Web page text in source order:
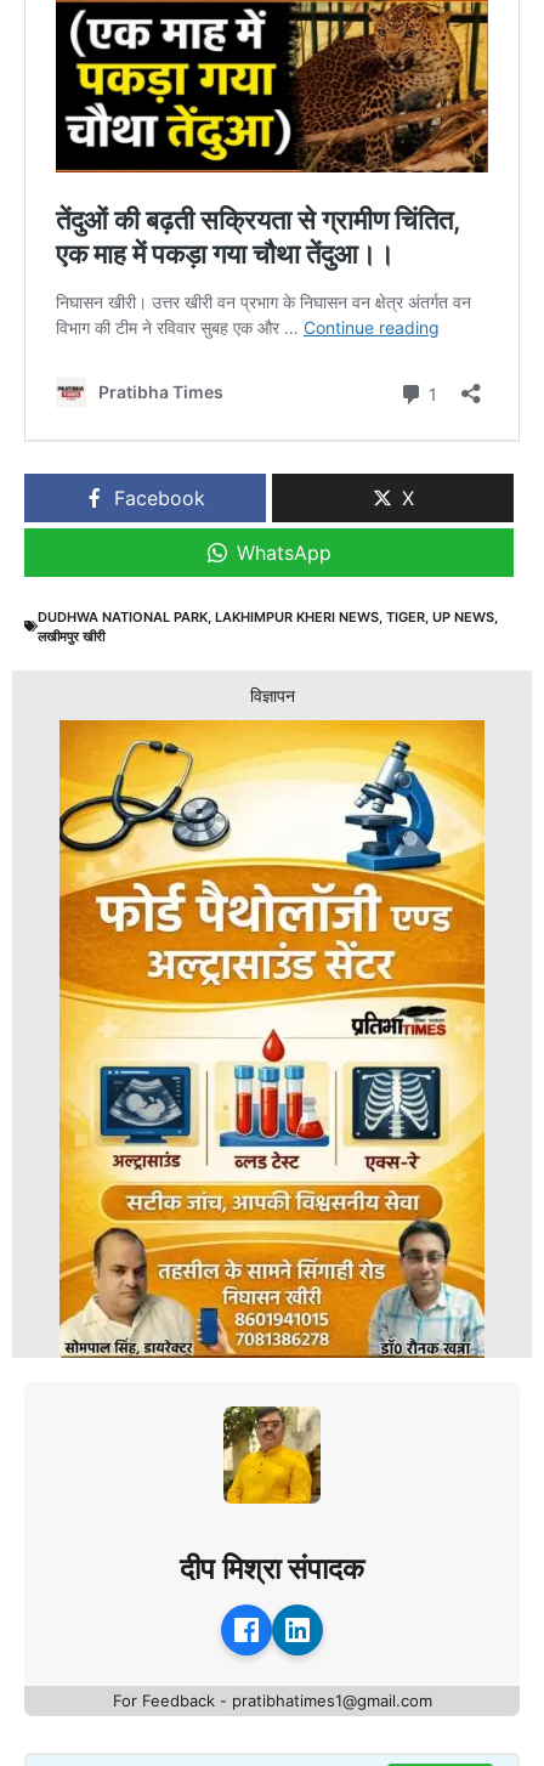
Facebook X
WhatsApp
DUDHWA NATIONAL PARK, LAKHIMPUR KHERI NEWS, TIGER, UP NEWS,
लखीमपुर खीरी
विज्ञापन
दीप मिश्रा संपादक
For Feedback - pratibhatimes1@gmail.com